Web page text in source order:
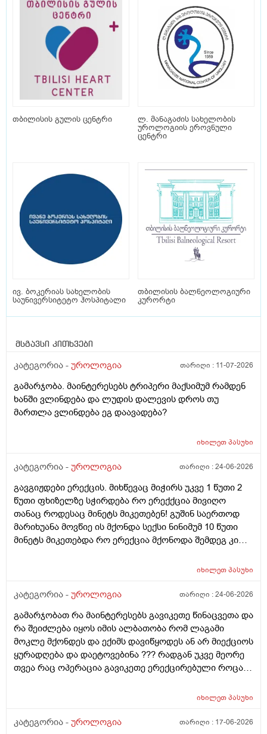
თბილისის გულის ცენტრი
ლ. მანაგაძის სახელობის
უროლოგიის ეროვნული
ცენტრი
ივ. ბოკერიას სახელობის
საუნივერსიტეტო ჰოსპიტალი
თბილისის ბალნეოლოგიური
კურორტი
მსგავსი კითხვები
კატეგორია - უროლოგია თარიღი : 11-07-2026
გამარჯობა. მაინტერესებს ტრიპერი მაქსიმუმ რამდენ
ხანში ვლინდება და ლუდის დალევის დროს თუ
მართლა ვლინდება ეგ დაავადება?
იხილეთპასუხი
კატეგორია - უროლოგია თარიღი :24-06-2026
გავგიჟდები ერექცის. მიხწევაც მიჭირს უკვე 1 წუთი 2
წუთი ფხიზელზე სჭირდება რო ერექქცია მივიღო
თანაც როდესაც მინეტს მიკეთებენ! გუშინ საერთოდ
მარიხუანა მოვწიე ის მქონდა სექსი ნინიმუმ 10 წუთი
მინეტს მიკეთებდა რო ერექცია მქონოდა შემდეგ კი
ერექცია მაგრამ გავგიჟდი დავისტრესე რავქნა
იხილეთპასუხი
კატეგორია - უროლოგია თარიღი :24-06-2026
გამარჯობათ რა მაინტერესებს გავიკეთე წინაცვეთა და
რა შეიძლება იყოს იმის ალბათობა რომ ლაგამი
მოკლე მქონდეს და ექიმს დავიწყოდეს ან არ მიექციოს
ყურადღება და დაეტოვებინა ??? რადგან უკვე მეორე
თვეა რაც ოპერაცია გავიკეთე ერექცირებული როცა
ასევე არაერექციულ დროსაც სადღაც ეგრე 1
ერექცირებულის დროს უბრალოდ მერე გარშემოც
იხილეთპასუხი
კატეგორია - უროლოგია თარიღი : 17-06-2026